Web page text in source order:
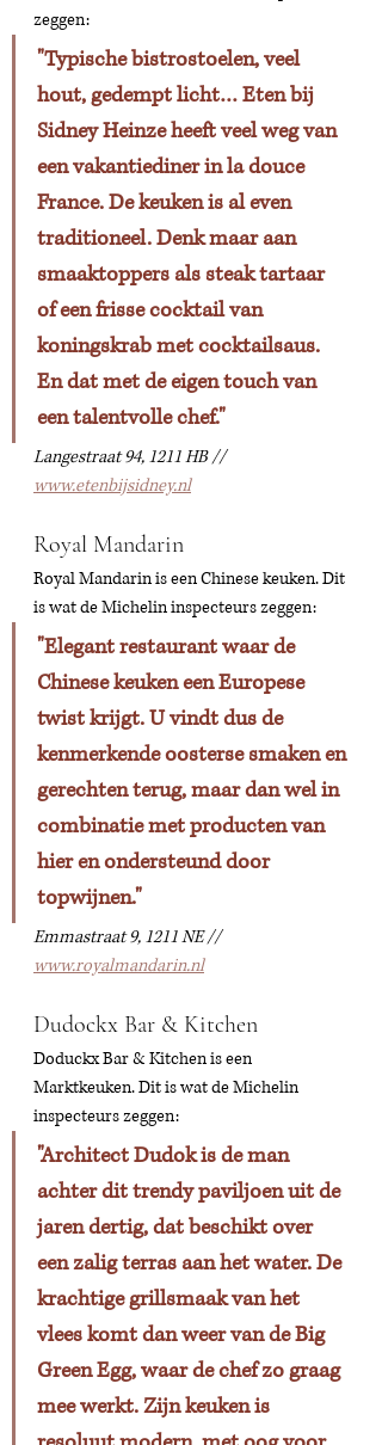
zeggen:
"Typische bistrostoelen, veel
hout, gedempt licht… Eten bij
Sidney Heinze heeft veel weg van
een vakantiediner in la douce
France. De keuken is al even
traditioneel. Denk maar aan
smaaktoppers als steak tartaar
of een frisse cocktail van
koningskrab met cocktailsaus.
En dat met de eigen touch van
een talentvolle chef."
Langestraat 94, 1211 HB //
www.etenbijsidney.nl
Royal Mandarin
Royal Mandarin is een Chinese keuken. Dit
is wat de Michelin inspecteurs zeggen:
"Elegant restaurant waar de
Chinese keuken een Europese
twist krijgt. U vindt dus de
kenmerkende oosterse smaken en
gerechten terug, maar dan wel in
combinatie met producten van
hier en ondersteund door
topwijnen."
Emmastraat 9, 1211 NE //
www.royalmandarin.nl
Dudockx Bar & Kitchen
Doduckx Bar & Kitchen is een
Marktkeuken. Dit is wat de Michelin
inspecteurs zeggen:
"Architect Dudok is de man
achter dit trendy paviljoen uit de
jaren dertig, dat beschikt over
een zalig terras aan het water. De
krachtige grillsmaak van het
vlees komt dan weer van de Big
Green Egg, waar de chef zo graag
mee werkt. Zijn keuken is